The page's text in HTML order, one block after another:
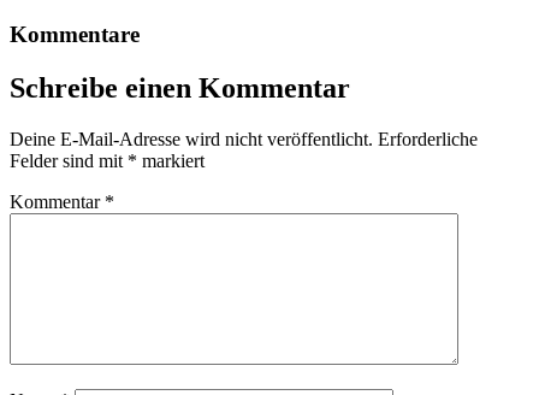
Kommentare
Schreibe einen Kommentar
Deine E-Mail-Adresse wird nicht veröffentlicht. Erforderliche
Felder sind mit * markiert
Kommentar *